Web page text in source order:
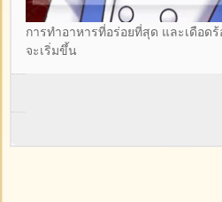
การทำอาหารที่อร่อยที่สุด และเดือด
จะเริ่มขึ้น